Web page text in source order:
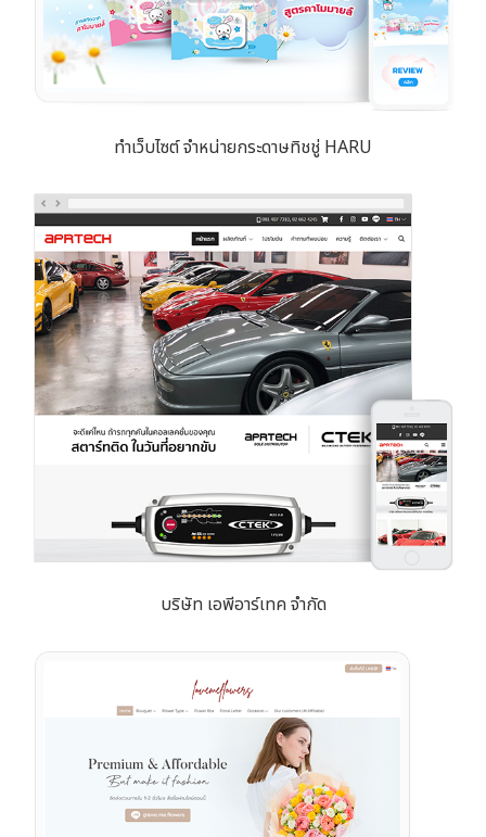
ทำเว็บไซต์ จำหน่ายกระดาษทิชชู่ HARU
บริษัท เอพีอาร์เทค จำกัด